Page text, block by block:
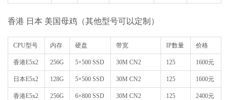
香港 日本 美国母鸡（其他型号可以定制）
CPU型号 内存 硬盘 带宽 IP数量 价格
香港E5x2 256G 5×500 SSD 30M CN2 125 1600元
日本E5x2 128G 5×500 SSD 30M CN2 125 1600元
香港E5x2 256G 6×800 SSD 30M CN2 125 2400元